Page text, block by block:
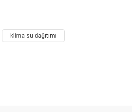
klima su dağıtımı